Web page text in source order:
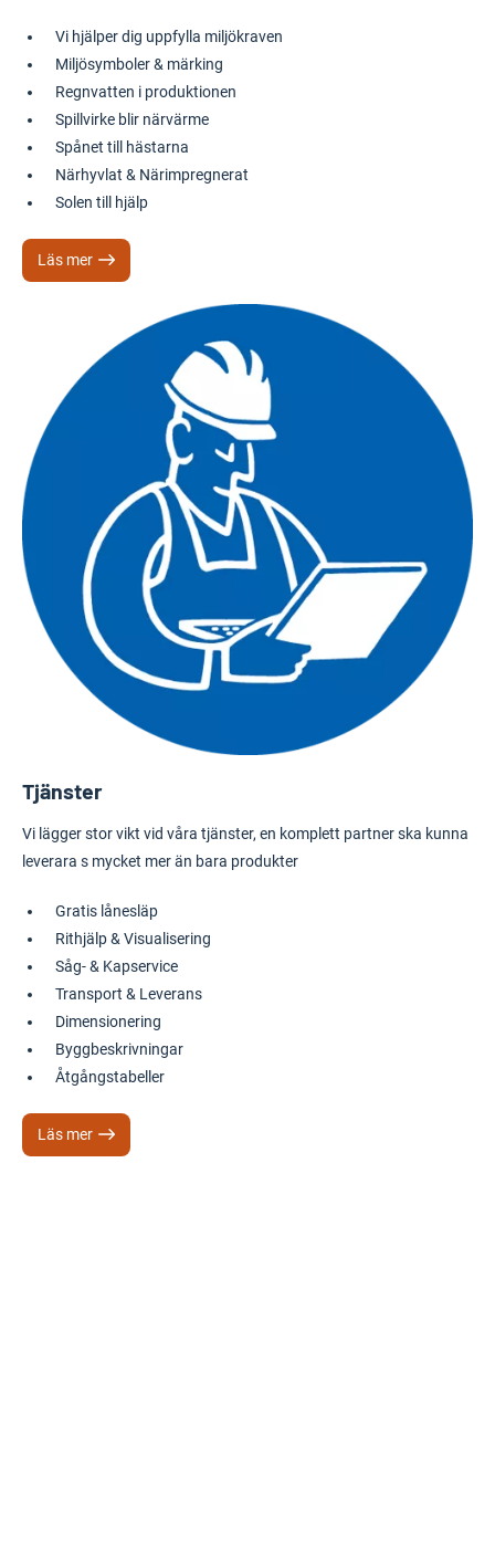
Vi hjälper dig uppfylla miljökraven
Miljösymboler & märking
Regnvatten i produktionen
Spillvirke blir närvärme
Spånet till hästarna
Närhyvlat & Närimpregnerat
Solen till hjälp
Läs mer
Tjänster
Vi lägger stor vikt vid våra tjänster, en komplett partner ska kunna
leverara s mycket mer än bara produkter
Gratis lånesläp
Rithjälp & Visualisering
Såg- & Kapservice
Transport & Leverans
Dimensionering
Byggbeskrivningar
Åtgångstabeller
Läs mer